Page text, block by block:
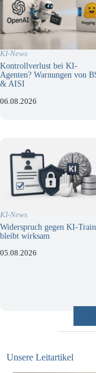
KI-News
Kontrollverlust bei KI-
Agenten? Warnungen von
& AISI
06.08.2026
KI-News
Widerspruch gegen KI-
bleibt wirksam
05.08.2026
Unsere Leitartikel